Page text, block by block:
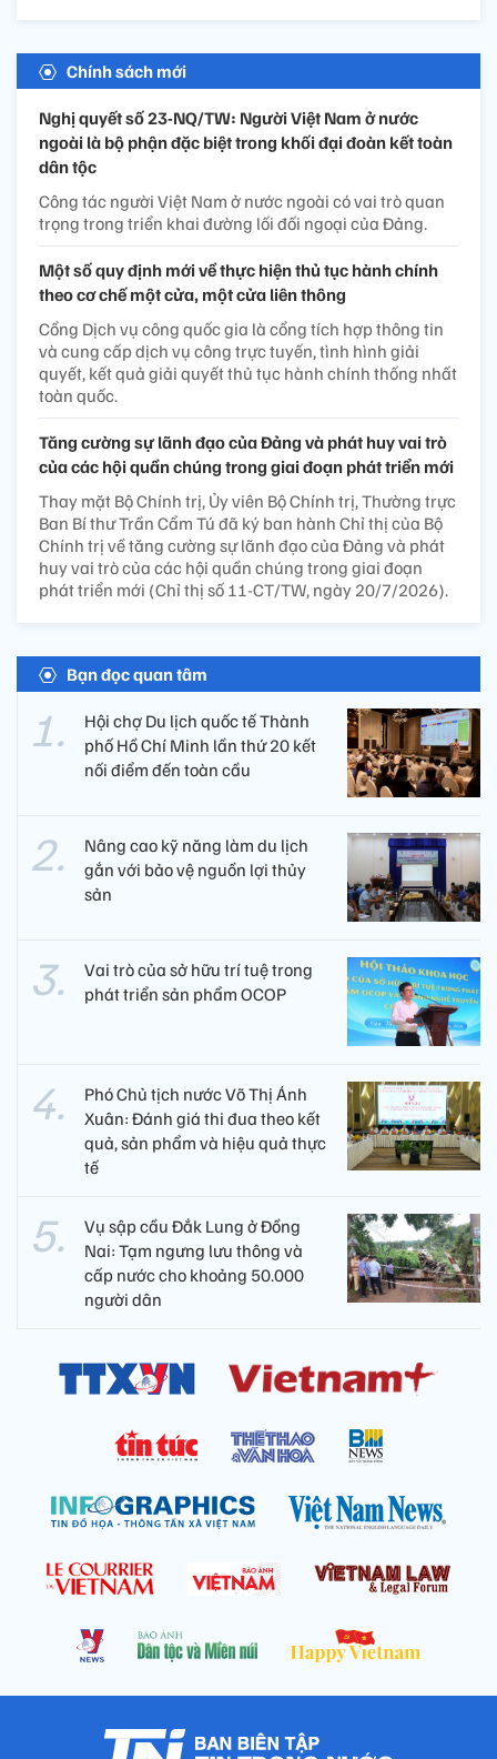
Chính sách mới
Nghị quyết số 23-NQ/TW: Người Việt Nam ở nước
ngoài là bộ phận đặc biệt trong khối đại đoàn kết toàn
dân tộc
Công tác người Việt Nam ở nước ngoài có vai trò quan
trọng trong triển khai đường lối đối ngoại của Đảng.
Một số quy định mới về thực hiện thủ tục hành chính
theo cơ chế một cửa, một cửa liên thông
Cổng Dịch vụ công quốc gia là cổng tích hợp thông tin
và cung cấp dịch vụ công trực tuyến, tình hình giải
quyết, kết quả giải quyết thủ tục hành chính thống nhất
toàn quốc.
Tăng cường sự lãnh đạo của Đảng và phát huy vai trò
của các hội quần chúng trong giai đoạn phát triển mới
Thay mặt Bộ Chính trị, Ủy viên Bộ Chính trị, Thường trực
Ban Bí thư Trần Cẩm Tú đã ký ban hành Chỉ thị của Bộ
Chính trị về tăng cường sự lãnh đạo của Đảng và phát
huy vai trò của các hội quần chúng trong giai đoạn
phát triển mới (Chỉ thị số 11-CT/TW, ngày 20/7/2026).
Bạn đọc quan tâm
Hội chợ Du lịch quốc tế Thành
phố Hồ Chí Minh lần thứ 20 kết
nối điểm đến toàn cầu
Nâng cao kỹ năng làm du lịch
gắn với bảo vệ nguồn lợi thủy
sản
Vai trò của sở hữu trí tuệ trong
phát triển sản phẩm OCOP
Phó Chủ tịch nước Võ Thị Ánh
Xuân: Đánh giá thi đua theo kết
quả, sản phẩm và hiệu quả thực
tế
Vụ sập cầu Đắk Lung ở Đồng
Nai: Tạm ngưng lưu thông và
cấp nước cho khoảng 50.000
người dân